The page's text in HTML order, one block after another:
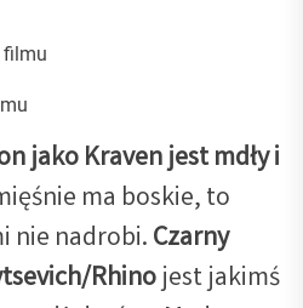
jako Kraven jest mdłyi
ma boskie, to
nie nadrobi.Czarny
Rhinojest jakimś